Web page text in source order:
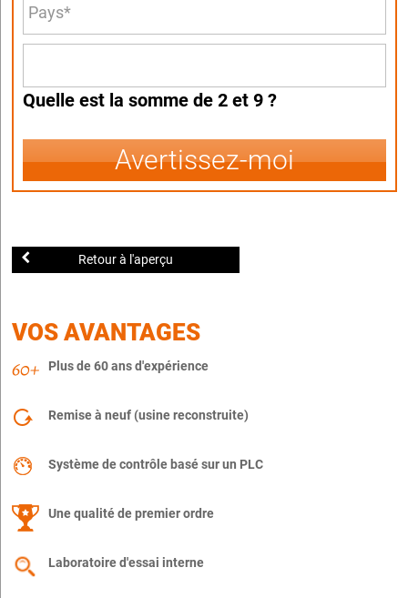
Quelle est la somme de 2 et 9 ?
Avertissez-moi
Retour à l'aperçu
VOS AVANTAGES
Plus de 60 ans d'expérience
Remise à neuf (usine reconstruite)
Système de contrôle basé sur un PLC
Une qualité de premier ordre
Laboratoire d'essai interne